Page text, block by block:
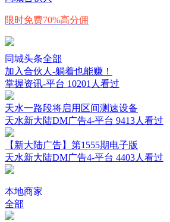
限时免费70%高分佣
同城头条全部
加入合伙人-躺着也能赚！
掌握资讯-平台 10201人看过
天水一路段将启用区间测速设备
天水新大陆DM广告4-平台 9413人看过
【新大陆广告】第1555期电子版
天水新大陆DM广告4-平台 4403人看过
本地商家
全部